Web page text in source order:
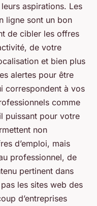
aspirations. Les
ligne sont un bon
de cibler les offres
de votre
et bien plus
alertes pour être
correspondent à vos
comme
puissant pour votre
non
d’emploi, mais
professionnel, de
pertinent dans
les sites web des
d’entreprises